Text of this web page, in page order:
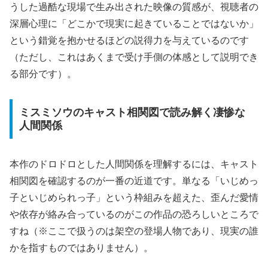
うした過酷な現場で生み出された映像の質感が、視聴者の
深層心理に「どこかで現実に起きていることではないか」
という錯覚を抱かせるほどの説得力を与えているのです
（ただし、これはあくまで受け手側の体感として説明でき
る部分です）。
ミスミソウのキャスト相関図で読み解く凄惨な
人間関係
本作のドロドロとした人間関係を理解するには、キャスト
相関図を確認するのが一番の近道です。単なる「いじめっ
子といじめられっ子」という枠組みを超えた、歪んだ愛情
や依存が絡み合っているのがこの作品の恐ろしいところで
すね（※ここで扱うのは架空の登場人物であり、現実の誰
かを指すものではありません）。